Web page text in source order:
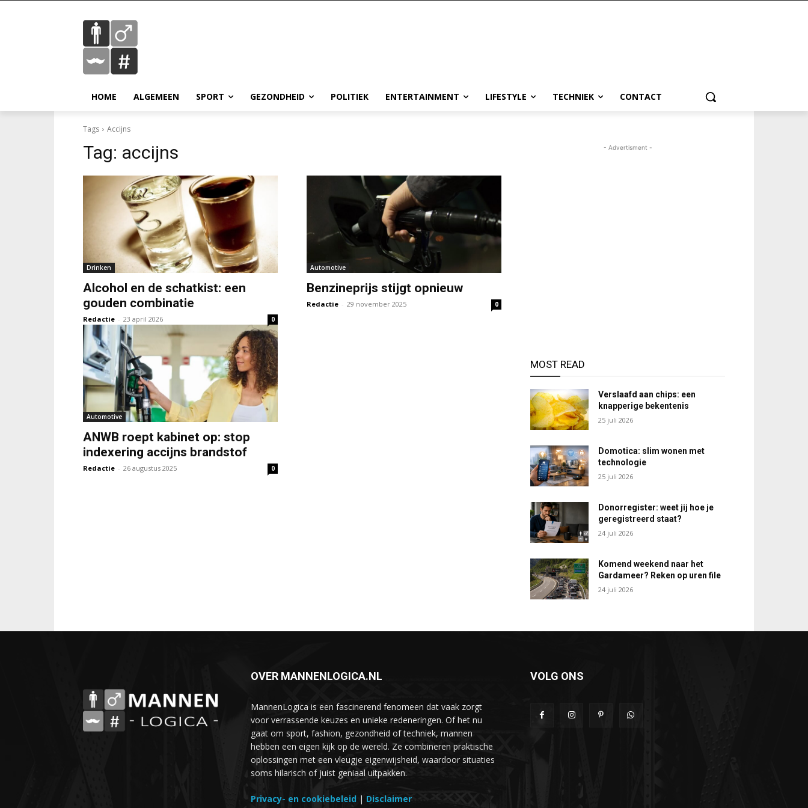
HOME ALGEMEEN SPORT GEZONDHEID POLITIEK ENTERTAINMENT LIFESTYLE TECHNIEK CONTACT
Tags Accijns
Tag: accijns
Drinken
Alcohol en de schatkist: een
gouden combinatie
Redactie - 23 april 2026 0
Automotive
Benzineprijs stijgt opnieuw
Redactie - 29 november 2025 0
Automotive
ANWB roept kabinet op: stop
indexering accijns brandstof
Redactie - 26 augustus 2025 0
- Advertisment -
MOST READ
Verslaafd aan chips: een
knapperige bekentenis
25 juli 2026
Domotica: slim wonen met
technologie
25 juli 2026
Donorregister: weet jij hoe je
geregistreerd staat?
24 juli 2026
Komend weekend naar het
Gardameer? Reken op uren file
24 juli 2026
OVER MANNENLOGICA.NL
MannenLogica is een fascinerend fenomeen dat vaak zorgt
voor verrassende keuzes en unieke redeneringen. Of het nu
gaat om sport, fashion, gezondheid of techniek, mannen
hebben een eigen kijk op de wereld. Ze combineren praktische
oplossingen met een vleugje eigenwijsheid, waardoor situaties
soms hilarisch of juist geniaal uitpakken.
Privacy- en cookiebeleid | Disclaimer
VOLG ONS